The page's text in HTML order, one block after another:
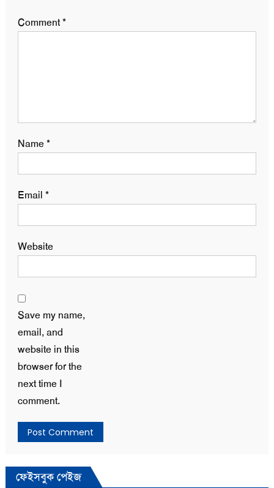
Comment*
Name*
Email *
Website
Save my name,
email, and
website in this
browser for the
next time I
comment.
ফেইসবুক পেইজ